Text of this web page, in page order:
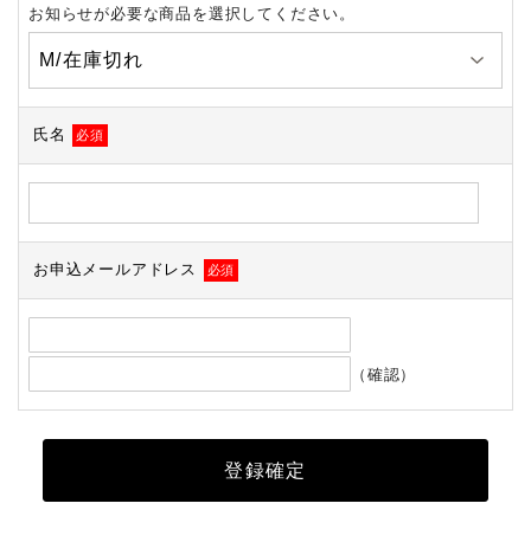
お知らせが必要な商品を選択してください。
氏名 必須
お申込メールアドレス 必須
（確認）